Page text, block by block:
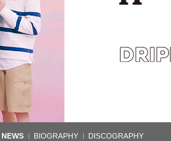
NEWS BIOGRAPHY DISCOGRAPHY